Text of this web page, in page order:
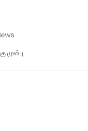
முன்பு